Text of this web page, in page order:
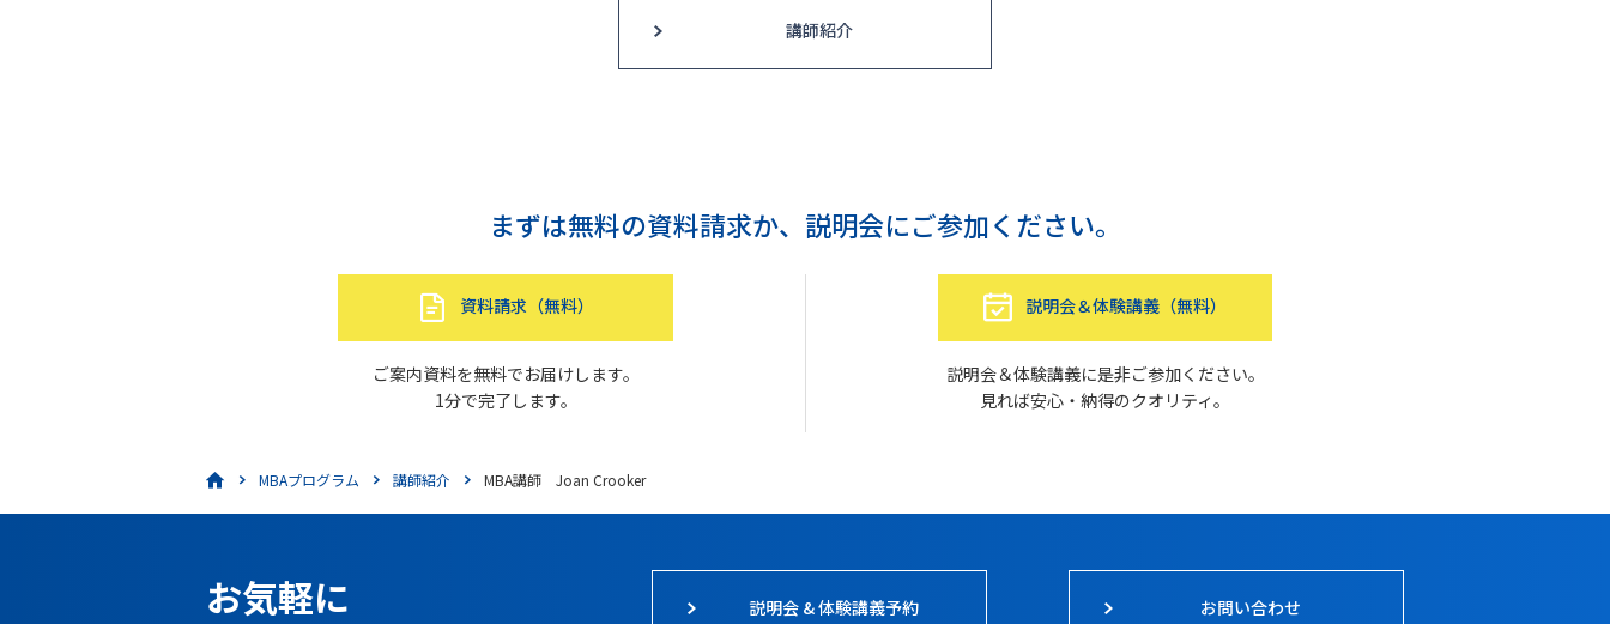
講師紹介
まずは無料の資料請求か、 説明会にご参加ください。
資料請求（無料）
ご案内資料を無料でお届けします。
1分で完了します。
説明会＆体験講義（無料）
説明会＆体験講義に是非ご参加ください。
見れば安心・納得のクオリティ。
MBAプログラム 講師紹介 MBA講師 Joan Crooker
お気軽に
説明会 & 体験講義予約 お問い合わせ